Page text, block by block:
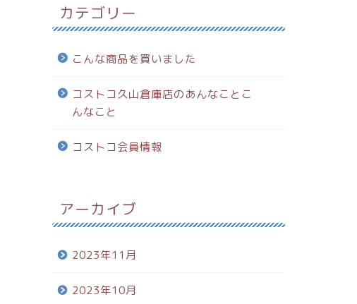
カテゴリー
こんな商品を買いました
コストコ久山倉庫店のあんなことこ
んなこと
コストコ会員情報
アーカイブ
2023年11月
2023年10月